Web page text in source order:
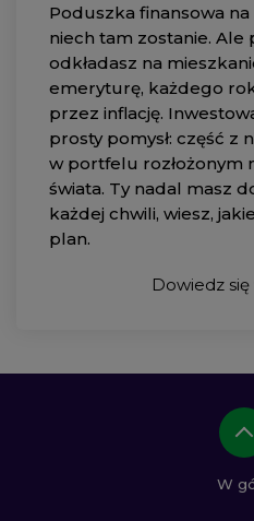
Poduszka finansowa
niech tam zostanie. Ale
odkładasz na
emeryturę, każdego
przez inflację.
prosty pomysł: część z
w portfelu rozłożonym
świata. Ty nadal masz
każdej chwili, wiesz,
plan.
Dowiedz
W